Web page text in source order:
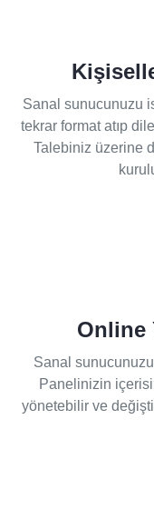
Sanal sunucunuzu
tekrar format atıp
Talebiniz üzerine
Online
Sanal
Panelinizin
yönetebilir ve